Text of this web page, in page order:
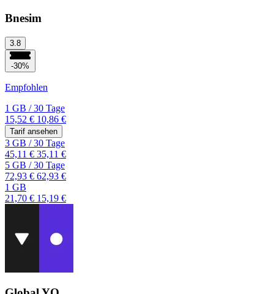
Bnesim
3.8
-30%
Empfohlen
1 GB /30 Tage
15,52 € 10,86 €
Tarif ansehen
3 GB /30 Tage
45,11 € 35,11 €
5 GB /30 Tage
72,93 € 62,93 €
1 GB
21,70 € 15,19 €